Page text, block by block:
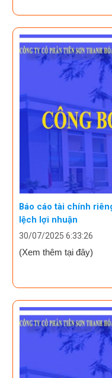
Báo cáo tài chính
lệch lợi nhuận
30/07/2025 6:33:26
(Xem thêm tại đây)